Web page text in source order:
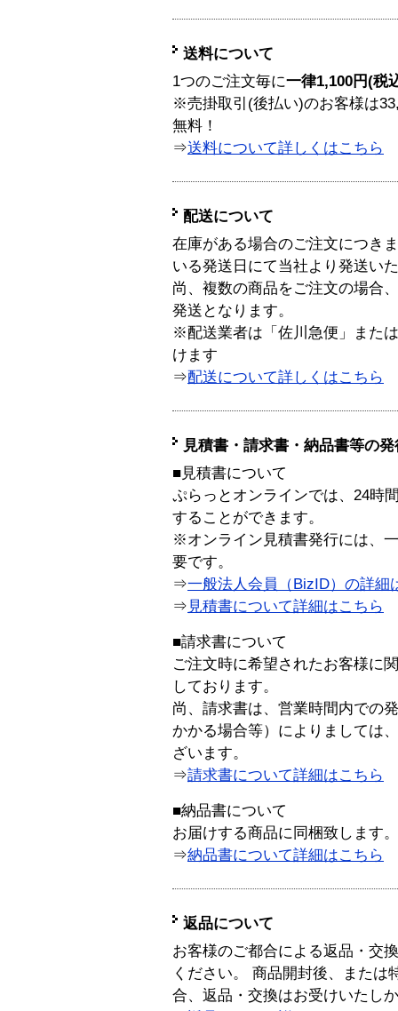
送料について
1つのご注文毎に一律1,100円(税
※売掛取引(後払い)のお客様は
無料！
⇒送料について詳しくはこちら
配送について
在庫がある場合のご注文につき
いる発送日にて当社より発送い
尚、複数の商品をご注文の場合
発送となります。
※配送業者は「佐川急便」また
けます
⇒配送について詳しくはこちら
見積書・請求書・納品書等の
■見積書について
ぷらっとオンラインでは、24時
することができます。
※オンライン見積書発行には、
要です。
⇒一般法人会員（BizID）の詳細
⇒ 見積書について詳細はこちら
■請求書について
ご注文時に希望されたお客様に
しております。
尚、請求書は、営業時間内での
かかる場合等）によりましては
ざいます。
⇒請求書について詳細はこちら
■納品書について
お届けする商品に同梱致します。
⇒納品書について詳細はこちら
返品について
お客様のご都合による返品・交
ください。 商品開封後、または
合、返品・交換はお受けいたし